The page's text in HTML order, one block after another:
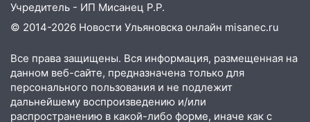
18:11
Ульяновская область стала
пилотным регионом проекта
17:23 Прогноз погоды в Ульяновской
области на 8 августа
17:16 В реанимацию Ульяновской
Учредитель - ИП Мисанец Р.Р.
© 2014-2026 Новости Ульяновска онлайн misanec.ru
Все права защищены. Вся информация, размещенная на
данном веб-сайте, предназначена только для
персонального пользования и не подлежит
дальнейшему воспроизведению и/или
распространению в какой-либо форме, иначе как с